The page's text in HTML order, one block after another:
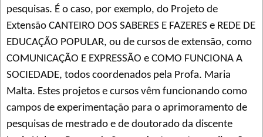
pesquisas. É o caso, por exemplo, do Projeto de
Extensão CANTEIRO DOS SABERES E FAZERES e REDE DE
EDUCAÇÃO POPULAR, ou de cursos de extensão, como
COMUNICAÇÃO E EXPRESSÃO e COMO FUNCIONA A
SOCIEDADE, todos coordenados pela Profa. Maria
Malta. Estes projetos e cursos vêm funcionando como
campos de experimentação para o aprimoramento de
pesquisas de mestrado e de doutorado da discente